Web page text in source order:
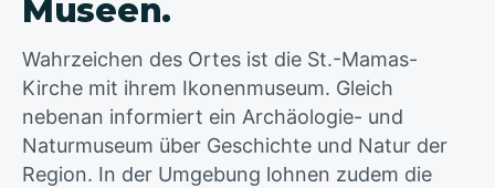
Museen.
Wahrzeichen des Ortes ist die St.-Mamas-
Kirche mit ihrem Ikonenmuseum. Gleich
nebenan informiert ein Archäologie- und
Naturmuseum über Geschichte und Natur der
Region. In der Umgebung lohnen zudem die